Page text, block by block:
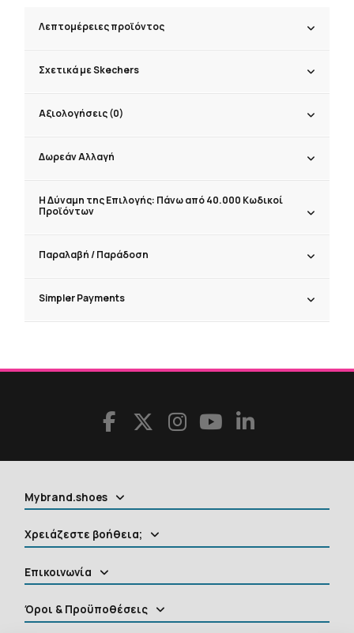
Λεπτομέρειες προϊόντος
Σχετικά με Skechers
Αξιολογήσεις (0)
Δωρεάν Αλλαγή
Η Δύναμη της Επιλογής: Πάνω από 40.000 Κωδικοί
Προϊόντων
Παραλαβή / Παράδoση
Simpler Payments
Mybrand.shoes
Χρειάζεστε βοήθεια;
Επικοινωνία
Όροι & Προϋποθέσεις